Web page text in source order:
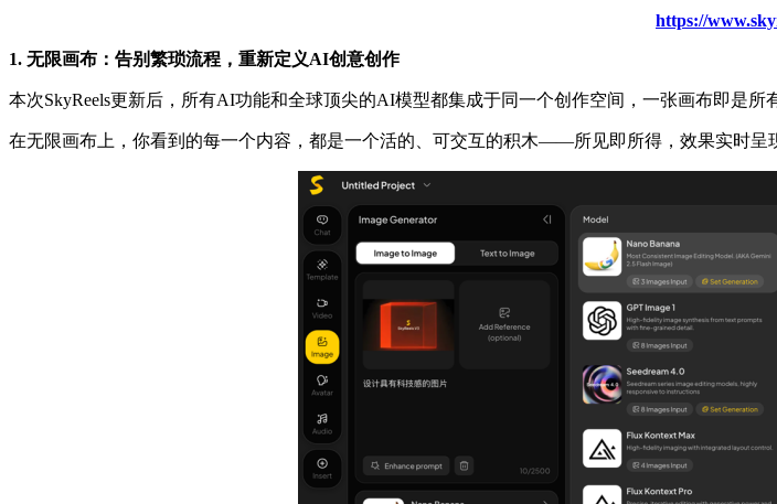
https://
1. 无限画布：告别繁琐流程，重新定义AI创意创作
本次SkyReels更新后，所有AI功能和全球顶尖的AI模型都集成于同一个创作空间，一张画布即是
在无限画布上，你看到的每一个内容，都是一个活的、可交互的积木——所见即所得，效果实时呈